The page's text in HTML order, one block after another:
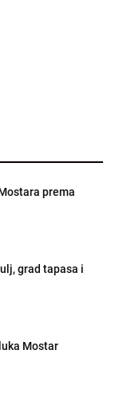
prema
grad tapasa i
Mostar